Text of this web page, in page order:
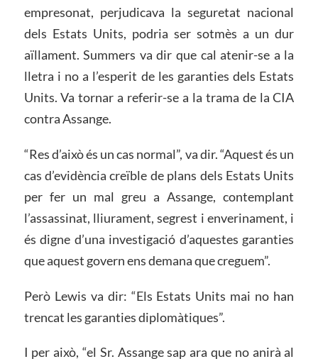
empresonat, perjudicava la seguretat nacional
dels Estats Units, podria ser sotmès a un dur
aïllament. Summers va dir que cal atenir-se a la
lletra i no a l’esperit de les garanties dels Estats
Units. Va tornar a referir-se a la trama de la CIA
contra Assange.
“Res d’això és un cas normal”, va dir. “Aquest és un
cas d’evidència creïble de plans dels Estats Units
per fer un mal greu a Assange, contemplant
l’assassinat, lliurament, segrest i enverinament, i
és digne d’una investigació d’aquestes garanties
que aquest govern ens demana que creguem”.
Però Lewis va dir: “Els Estats Units mai no han
trencat les garanties diplomàtiques”.
I per això, “el Sr. Assange sap ara que no anirà al